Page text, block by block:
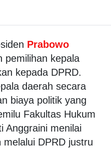
Prabowo
pemilihan kepala
kepada DPRD.
daerah secara
biaya politik yang
Fakultas Hukum
Anggraini menilai
DPRD justru